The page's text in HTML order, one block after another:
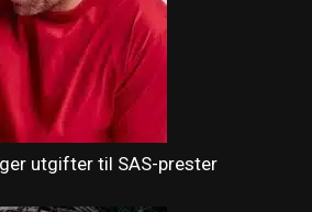
utgifter til SAS-prester